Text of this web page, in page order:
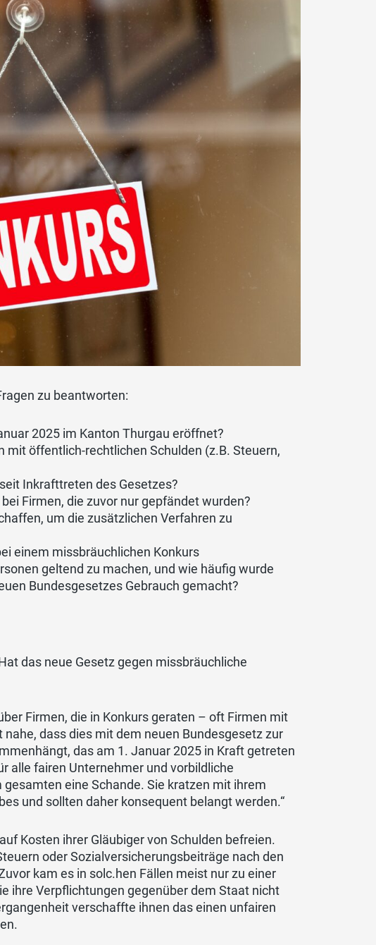
zu beantworten:
2025 im Kanton Thurgau eröffnet?
mit öffentlich-rechtlichen Schulden (z.B.Steuern,
Inkrafttreten des Gesetzes?
Firmen, die zuvor nur gepfändet wurden?
um die zusätzlichenVerfahrenzu
einem missbräuchlichen Konkurs
geltend zu machen, und wie häufigwurde
Bundesgesetzes Gebrauch gemacht?
das neue Gesetz gegen missbräuchliche
Firmen, die in Konkurs geraten – oft Firmen mit
dass dies mit dem neuen Bundesgesetz zur
das am 1. Januar 2025 in Kraft getreten
alle fairen Unternehmer und vorbildliche
eine Schande. Sie kratzen mit ihrem
und sollten daher konsequent belangt werden.“
Kosten ihrer Gläubiger von Schulden befreien.
oder Sozialversicherungsbeiträge nach den
kam es in solc.hen Fällen meist nur zu einer
ihre Verpflichtungen gegenüber dem Staat nicht
verschaffte ihnen das einen unfairen